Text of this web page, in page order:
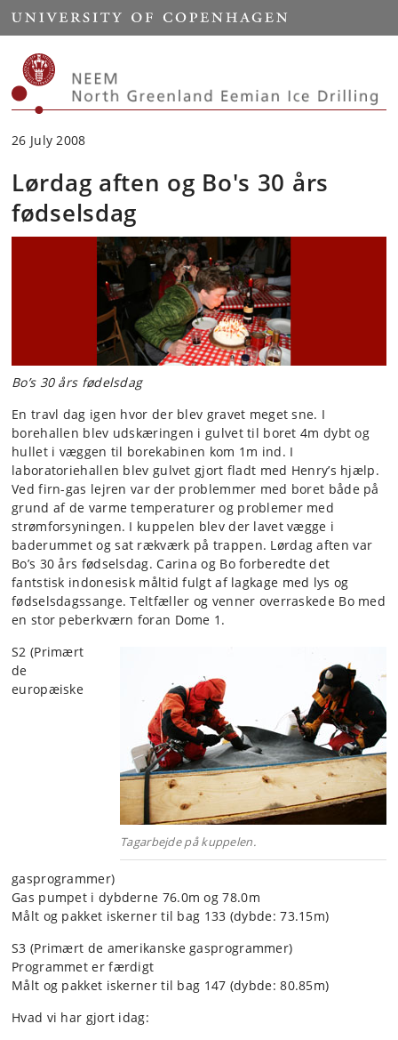
Start
26 July 2008
Lørdag aften og Bo's 30 års
fødselsdag
Bo’s 30 års fødelsdag
En travl dag igen hvor der blev gravet meget sne. I
borehallen blev udskæringen i gulvet til boret 4m dybt og
hullet i væggen til borekabinen kom 1m ind. I
laboratoriehallen blev gulvet gjort fladt med Henry’s hjælp.
Ved firn-gas lejren var der problemmer med boret både på
grund af de varme temperaturer og problemer med
strømforsyningen. I kuppelen blev der lavet vægge i
baderummet og sat rækværk på trappen. Lørdag aften var
Bo’s 30 års fødselsdag. Carina og Bo forberedte det
fantstisk indonesisk måltid fulgt af lagkage med lys og
fødselsdagssange. Teltfæller og venner overraskede Bo med
en stor peberkværn foran Dome 1.
Tagarbejde på kuppelen.
S2 (Primært
de
europæiske
gasprogrammer)
Gas pumpet i dybderne 76.0m og 78.0m
Målt og pakket iskerner til bag 133 (dybde: 73.15m)
S3 (Primært de amerikanske gasprogrammer)
Programmet er færdigt
Målt og pakket iskerner til bag 147 (dybde: 80.85m)
Hvad vi har gjort idag: